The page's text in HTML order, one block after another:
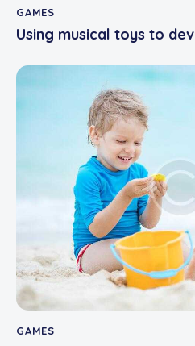
GAMES
Using musical toys to
GAMES